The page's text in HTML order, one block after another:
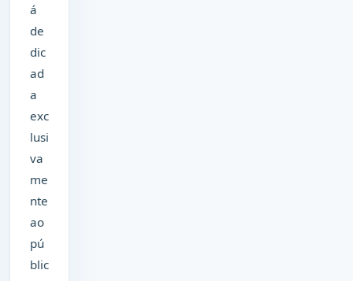
á
de
dic
ad
a
exc
lusi
va
me
nte
ao
pú
blic